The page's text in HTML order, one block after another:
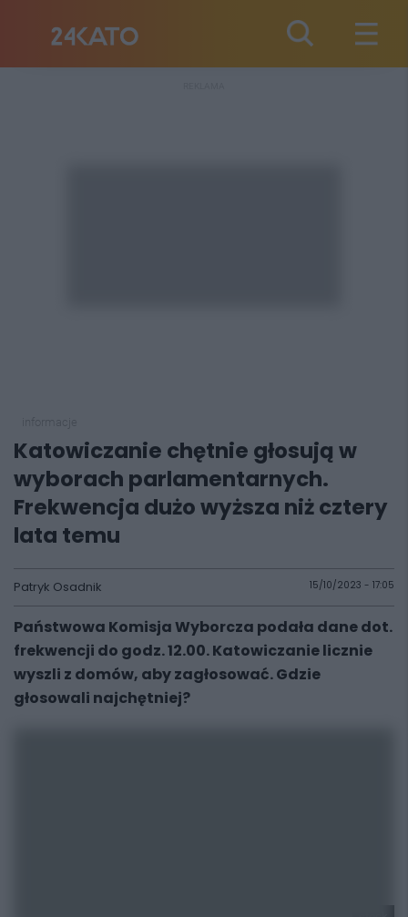
Katowiczanie chętnie głosują w
wyborach parlamentarnych.
Frekwencja dużo wyższa niż cztery
lata temu
Patryk Osadnik 15/10/2023 - 17:05
Państwowa Komisja Wyborcza podała dane dot.
frekwencji do godz. 12.00. Katowiczanie licznie
wyszli z domów, aby zagłosować. Gdzie
głosowali najchętniej?